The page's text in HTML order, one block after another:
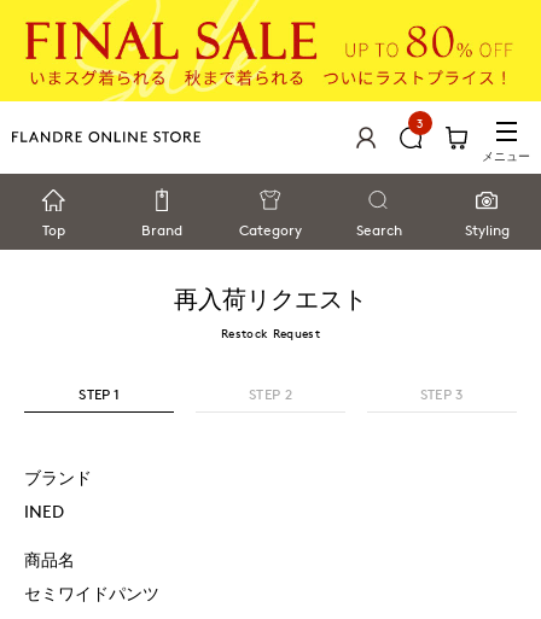
3
メニュー
Top Brand Category Search Styling
再入荷リクエスト
Restock Request
STEP 1 STEP 2 STEP 3
ブランド
INED
商品名
セミワイドパンツ